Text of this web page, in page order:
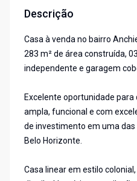
Descrição
Casa à venda no bairro
283 m² de área construída,
independente e garagem
Excelente oportunidade
ampla, funcional e com
de investimento em uma
Belo Horizonte.
Casa linear em estilo